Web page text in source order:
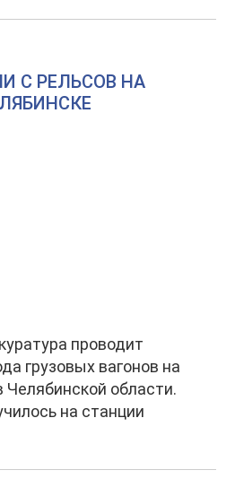
С РЕЛЬСОВ НА
проводит
грузовых вагонов на
Челябинской области.
на станции